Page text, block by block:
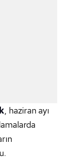
, haziran ayı